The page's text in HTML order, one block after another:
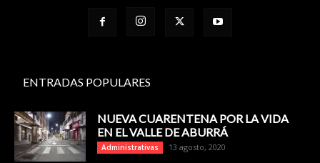
ENTRADAS POPULARES
NUEVA CUARENTENA POR LA VIDA
EN EL VALLE DE ABURRÁ
Administrativas 13 agosto, 2020